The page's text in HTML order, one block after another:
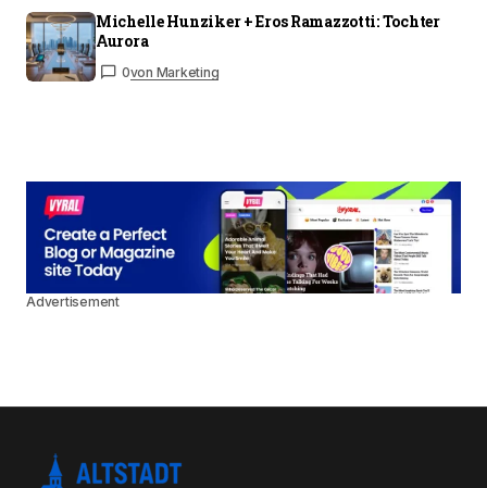
Michelle Hunziker + Eros Ramazzotti: Tochter
Aurora
0von Marketing
Advertisement